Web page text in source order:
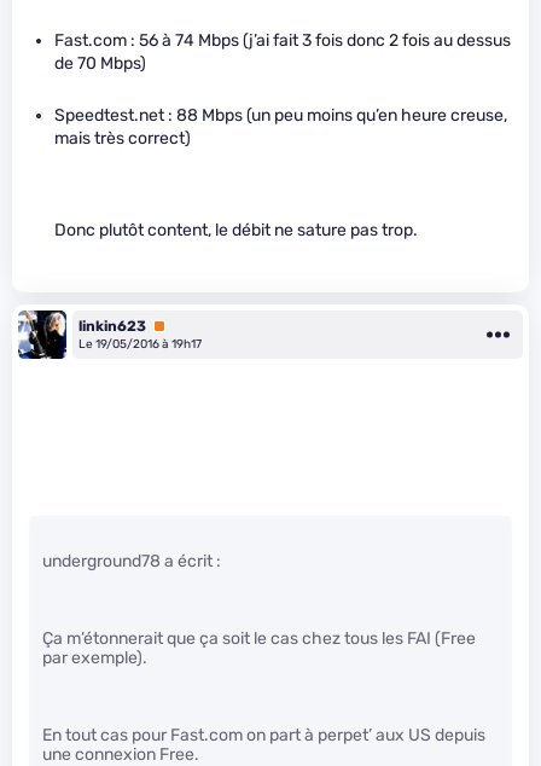
Fast.com : 56 à 74 Mbps (j’ai fait 3 fois donc 2 fois au dessus
de 70 Mbps)
Speedtest.net : 88 Mbps (un peu moins qu’en heure creuse,
mais très correct)
Donc plutôt content, le débit ne sature pas trop.
linkin623 Premium
Le 19/05/2016 à 19h17
underground78 a écrit :
Ça m’étonnerait que ça soit le cas chez tous les FAI (Free
par exemple).
En tout cas pour Fast.com on part à perpet’ aux US depuis
une connexion Free.